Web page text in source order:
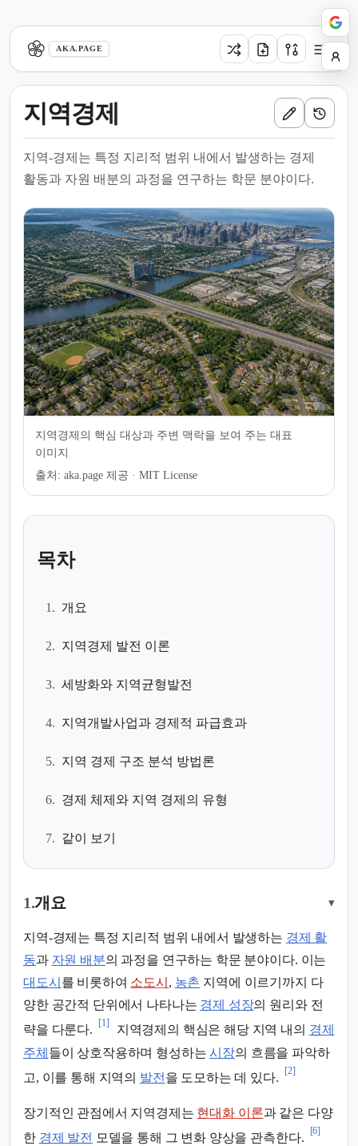
AKA.PAGE
지역경제
지역-경제는 특정 지리적 범위 내에서 발생하는 경제
활동과 자원 배분의 과정을 연구하는 학문 분야이다.
지역경제의 핵심 대상과 주변 맥락을 보여 주는 대표
이미지
출처: aka.page 제공 · MIT License
목차
1. 개요
2. 지역경제 발전 이론
3. 세방화와 지역균형발전
4. 지역개발사업과 경제적 파급효과
5. 지역 경제 구조 분석 방법론
6. 경제 체제와 지역 경제의 유형
7. 같이 보기
1.개요 ▾
지역-경제는 특정 지리적 범위 내에서 발생하는 경제 활
동과 자원 배분의 과정을 연구하는 학문 분야이다. 이는
대도시 를 비롯하여 소도시 , 농촌 지역에 이르기까지 다
양한 공간적 단위에서 나타나는 경제 성장의 원리와 전
략을 다룬다.
[1]
지역경제의 핵심은 해당 지역 내의 경제
주체 들이 상호작용하며 형성하는시장의 흐름을 파악하
고, 이를 통해 지역의 발전 을 도모하는 데 있다.
[2]
장기적인 관점에서 지역경제는 현대화 이론과 같은 다양
한 경제 발전 모델을 통해 그 변화 양상을 관측한다.
[6]